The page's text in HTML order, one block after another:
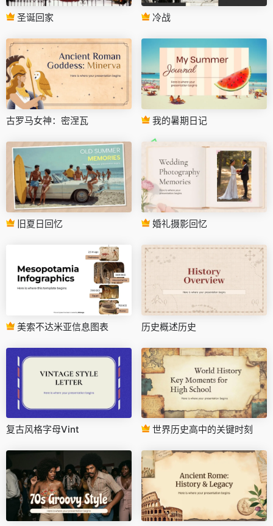
圣诞回家 冷战
古罗马女神：密涅瓦 我的暑期日记
旧夏日回忆 婚礼摄影回忆
美索不达米亚信息图表 历史概述历史
复古风格字母Vint 世界历史高中的关键时刻